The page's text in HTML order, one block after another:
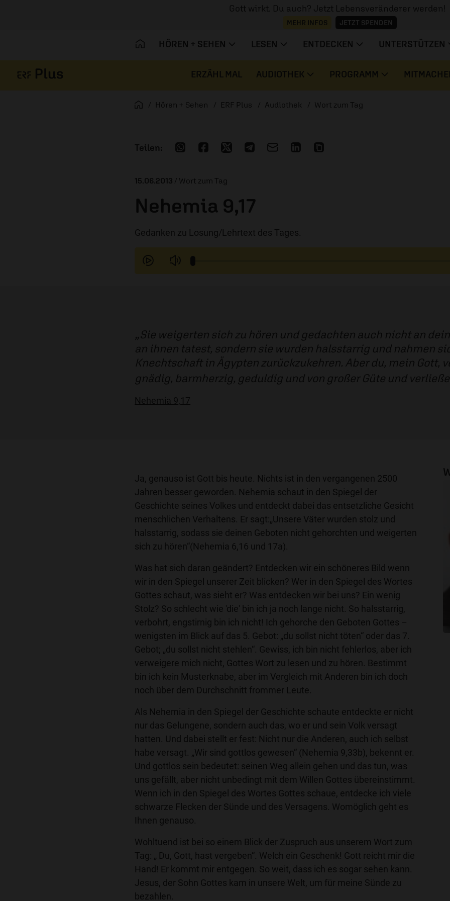
Gott wirkt. Du auch? Jetzt Lebensveränderer werden!
MEHR INFOS JETZT SPENDEN
HÖREN + SEHEN LESEN ENTDECKEN UNTERSTÜTZEN
ERZÄHL MAL AUDIOTHEK PROGRAMM
Startseite
Hören + Sehen ERF Plus Audiothek Wort zum Tag
15.06.2013 / Wort zum Tag
Nehemia 9,17
Gedanken zu Losung/Lehrtext des Tages.
Sie weigerten sich zu hören und gedachten auch nicht an
an ihnen tatest, sondern sie wurden halsstarrig und nahmen
Knechtschaft in Ägypten zurückzukehren. Aber du, mein Gott,
gnädig, barmherzig, geduldig und von großer Güte und
Nehemia 9,17
Ja, genauso ist Gott bis heute. Nichts ist in den vergangenen 2500
Jahren besser geworden. Nehemia schaut in den Spiegel der
Geschichte seines Volkes und entdeckt dabei das entsetzliche Gesicht
menschlichen Verhaltens. Er sagt:„Unsere Väter wurden stolz und
halsstarrig, sodass sie deinen Geboten nicht gehorchten und weigerten
sich zu hören“(Nehemia 6,16 und 17a).
Was hat sich daran geändert? Entdecken wir ein schöneres Bild wenn
wir in den Spiegel unserer Zeit blicken? Wer in den Spiegel des Wortes
Gottes schaut, was sieht er? Was entdecken wir bei uns? Ein wenig
Stolz? So schlecht wie 'die' bin ich ja noch lange nicht. So halsstarrig,
verbohrt, engstirnig bin ich nicht! Ich gehorche den Geboten Gottes –
wenigsten im Blick auf das 5. Gebot: „du sollst nicht töten“ oder das 7.
Gebot; „du sollst nicht stehlen“. Gewiss, ich bin nicht fehlerlos, aber ich
verweigere mich nicht, Gottes Wort zu lesen und zu hören. Bestimmt
bin ich kein Musterknabe, aber im Vergleich mit Anderen bin ich doch
noch über dem Durchschnitt frommer Leute.
Als Nehemia in den Spiegel der Geschichte schaute entdeckte er nicht
nur das Gelungene, sondern auch das, wo er und sein Volk versagt
hatten. Und dabei stellt er fest: Nicht nur die Anderen, auch ich selbst
habe versagt. „Wir sind gottlos gewesen“ (Nehemia 9,33b), bekennt er.
Und gottlos sein bedeutet: seinen Weg allein gehen und das tun, was
uns gefällt, aber nicht unbedingt mit dem Willen Gottes übereinstimmt.
Wenn ich in den Spiegel des Wortes Gottes schaue, entdecke ich viele
schwarze Flecken der Sünde und des Versagens. Womöglich geht es
Ihnen genauso.
Wohltuend ist bei so einem Blick der Zuspruch aus unserem Wort zum
Tag: „ Du, Gott, hast vergeben“. Welch ein Geschenk! Gott reicht mir die
Hand! Er kommt mir entgegen. So weit, dass ich es sogar sehen kann.
Jesus, der Sohn Gottes kam in unsere Welt, um für meine Sünde zu
bezahlen.